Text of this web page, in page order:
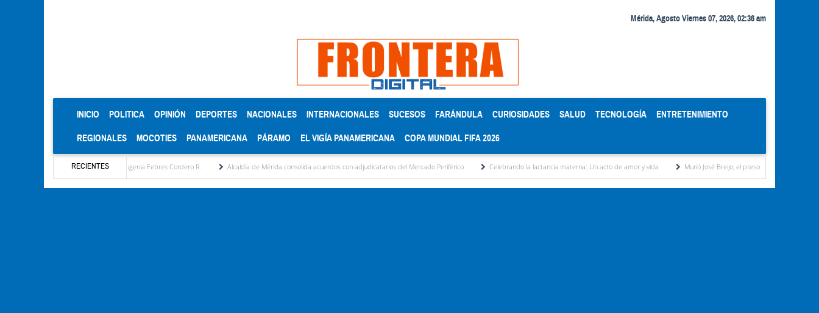
Mérida, Agosto Viernes 07, 2026, 02:36 am
INICIO (CURRENT)
POLITICA OPINIÓN DEPORTES NACIONALES INTERNACIONALES SUCESOS FARÁNDULA CURIOSIDADES SALUD TECNOLOGÍA ENTRETENIMIENTO
REGIONALES MOCOTIES PANAMERICANA PÁRAMO EL VIGÍA PANAMERICANA COPA MUNDIAL FIFA 2026
RECIENTES
estratégica por María Eugenia Febres Cordero R. Alcaldía de Mérida consolida acuerdos con adjudicatarios del Mercado Periférico Celebrando la lactancia materna: Un acto de amor y vida Murió José Breijo, el preso político uruguayo-venezolano